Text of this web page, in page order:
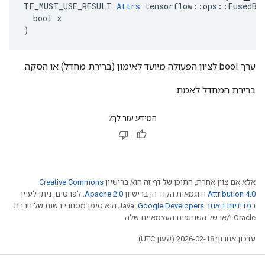
TF_MUST_USE_RESULT Attrs
  bool x
)
ערך bool לציון הפעולה מיועד לאימון (ברירת מחדל) או הסקה.
ברירת המחדל לאמת
המידע עזר לך?
אלא אם צוין אחרת, התוכן של דף זה הוא ברישיון Creative Commons
Attribution 4.0 ודוגמאות הקוד הן ברישיון Apache 2.0. לפרטים, ניתן לעיין
במדיניות האתר Google Developers‏
.‏ Java הוא סימן מסחרי רשום של חברת
Oracle ו/או של השותפים העצמאיים שלה.
עדכון אחרון: 2026-02-18 (שעון UTC).